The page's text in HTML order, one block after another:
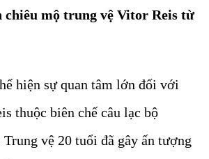
chiêu mộ trung vệ Vitor Reis từ
hiện sự quan tâm lớn đối với
thuộc biên chế câu lạc bộ
vệ 20 tuổi đã gây ấn tượng